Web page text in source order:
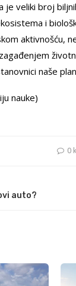
je veliki broj
i
aktivnošću,
naše
nauke)
0
auto?